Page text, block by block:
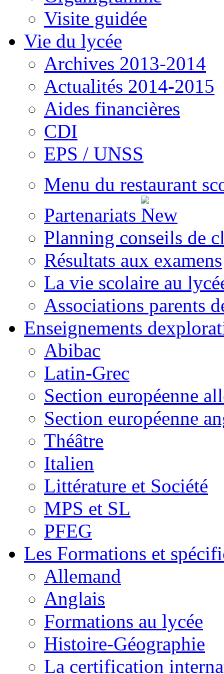
Visite guidée
Vie du lycée
Archives 2013-2014
Actualités 2014-2015
Aides financières
CDI
EPS / UNSS
Menu du restaurant
Partenariats
Planning conseils de
Résultats aux examens
La vie scolaire au
Associations parents
Enseignements
Abibac
Latin-Grec
Section européenne
Section européenne
Théâtre
Italien
Littérature et Société
MPS et SL
PFEG
Les Formations et
Allemand
Anglais
Formations au lycée
Histoire-Géographie
La certification